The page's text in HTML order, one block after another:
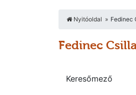
Nyitóoldal Fedinec
Fedinec
Keresőmező